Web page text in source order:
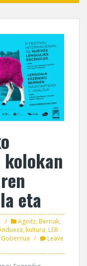
eta
Agoitz,Berriak,
,kultura,LEB
Leave